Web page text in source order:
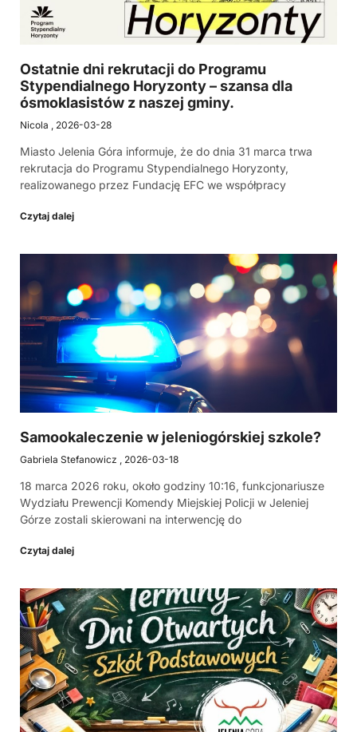
Ostatnie dni rekrutacji do Programu
Stypendialnego Horyzonty – szansa dla
ósmoklasistów z naszej gminy.
Nicola 2026-03-28
Miasto Jelenia Góra informuje, że do dnia 31 marca trwa
rekrutacja do Programu Stypendialnego Horyzonty,
realizowanego przez Fundację EFC we współpracy
Czytaj dalej
Samookaleczenie w jeleniogórskiej szkole?
Gabriela Stefanowicz 2026-03-18
18 marca 2026 roku, około godziny 10:16, funkcjonariusze
Wydziału Prewencji Komendy Miejskiej Policji w Jeleniej
Górze zostali skierowani na interwencję do
Czytaj dalej